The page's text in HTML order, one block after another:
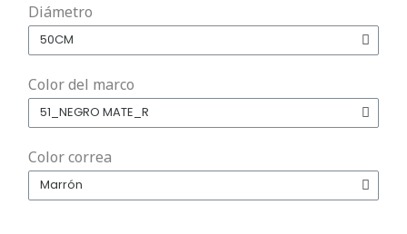
Diámetro
Color del marco
Color correa